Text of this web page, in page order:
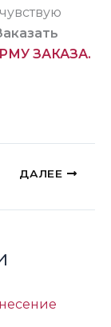
ЗАКАЗА.
ДАЛЕЕ